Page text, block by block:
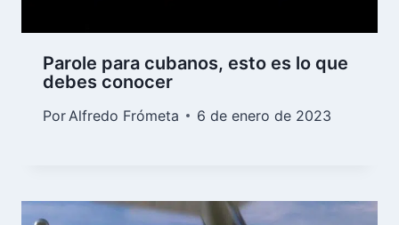
Parole para cubanos, esto es lo que
debes conocer
Por Alfredo Frómeta 6 de enero de 2023